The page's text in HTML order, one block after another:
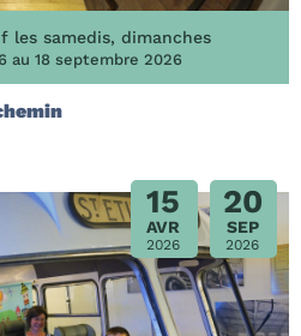
les samedis, dimanches
au 18 septembre 2026
15
AVR
2026
20
SEP
2026